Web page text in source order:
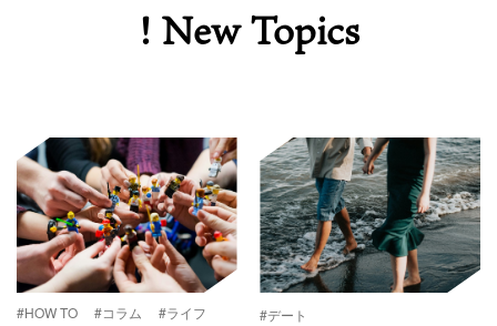
! New Topics
#HOW TO #コラム #ライフ #デート